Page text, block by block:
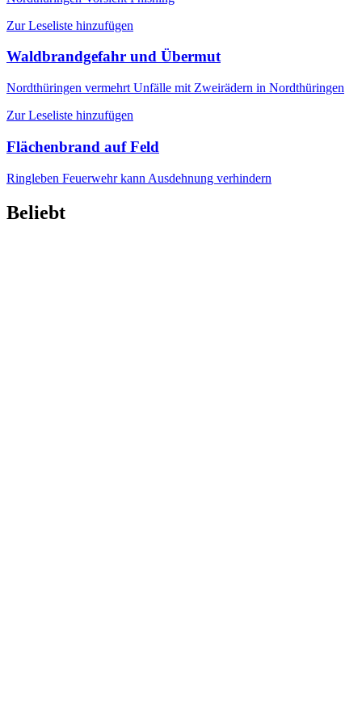
Zur Leseliste hinzufügen
Waldbrandgefahr und Übermut
Nordthüringen vermehrt Unfälle mit Zweirädern in Nordthüringen
Zur Leseliste hinzufügen
Flächenbrand auf Feld
Ringleben Feuerwehr kann Ausdehnung verhindern
Beliebt